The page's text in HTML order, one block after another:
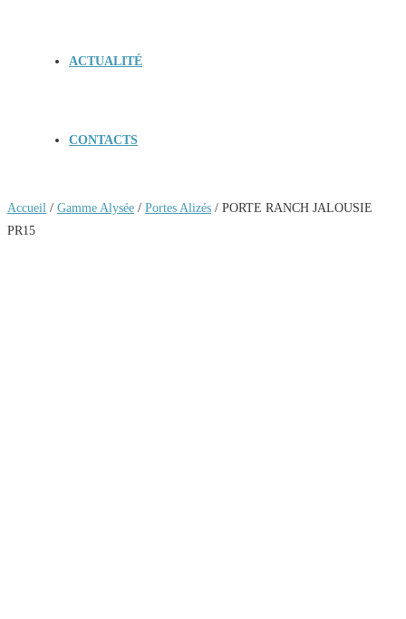
ACTUALITÉ
CONTACTS
Accueil / Gamme Alysée / Portes Alizés / PORTE RANCH JALOUSIE
PR15